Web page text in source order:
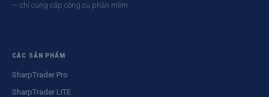
— chỉ cung cấp công cụ phần mềm.
CÁC SẢN PHẨM
SharpTrader Pro
SharpTrader LITE